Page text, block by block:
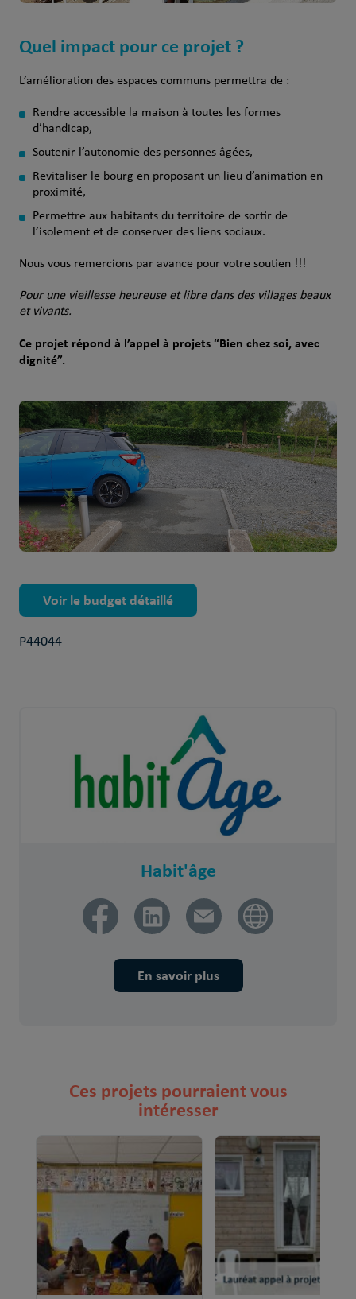
Quel impact pour ce projet ?
L’amélioration des espaces communs permettra de :
Rendre accessible la maison à toutes les formes
d’handicap,
Soutenir l’autonomie des personnes âgées,
Revitaliser le bourg en proposant un lieu d’animation en
proximité,
Permettre aux habitants du territoire de sortir de
l’isolement et de conserver des liens sociaux.
Nous vous remercions par avance pour votre soutien !!!
Pour une vieillesse heureuse et libre dans des villages beaux
et vivants.
Ce projet répond à l’appel à projets “Bien chez soi, avec
dignité”.
Voir le budget détaillé
P44044
Habit'âge
En savoir plus
Ces projets pourraient vous
intéresser